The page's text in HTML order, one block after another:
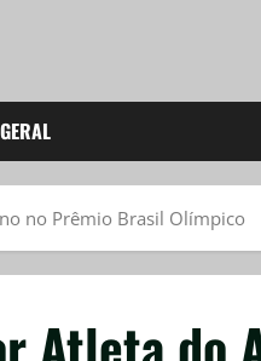
GERAL
no Prêmio Brasil Olímpico